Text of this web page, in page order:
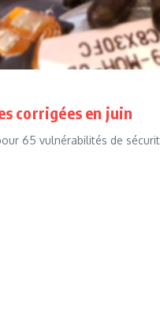
corrigées en juin
65 vulnérabilités de